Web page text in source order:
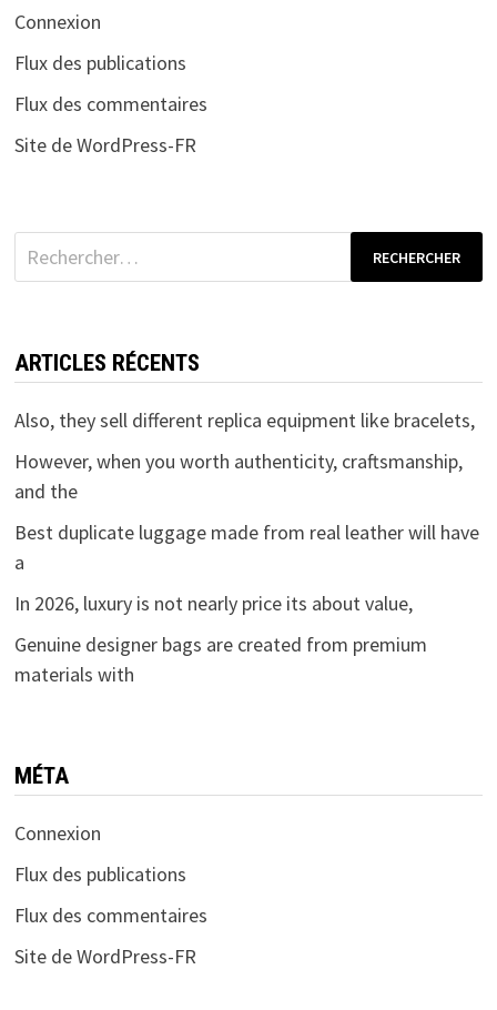
Connexion
Flux des publications
Flux des commentaires
Site de WordPress-FR
Rechercher :
ARTICLES RÉCENTS
Also, they sell different replica equipment like bracelets,
However, when you worth authenticity, craftsmanship,
and the
Best duplicate luggage made from real leather will have
a
In 2026, luxury is not nearly price its about value,
Genuine designer bags are created from premium
materials with
MÉTA
Connexion
Flux des publications
Flux des commentaires
Site de WordPress-FR